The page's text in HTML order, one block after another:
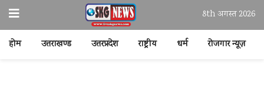
8th अगस्त 2026
होम उत्तराखण्ड उत्तरप्रदेश राष्ट्रीय धर्म रोजगार न्यूज़